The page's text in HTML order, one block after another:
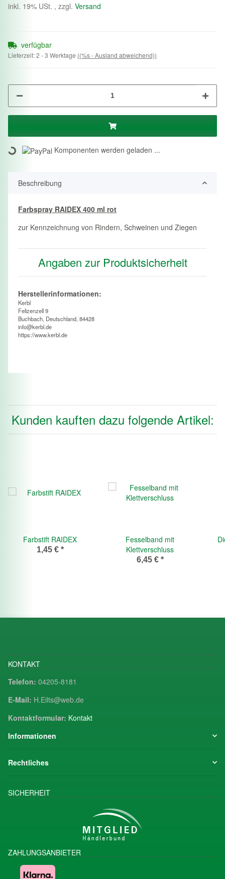
inkl. 19% USt. , zzgl. Versand
verfügbar
Lieferzeit:2 - 3 Werktage ((%s - Ausland abweichend))
Loading... Komponenten werden geladen ...
Beschreibung
Farbspray RAIDEX 400 ml rot
zur Kennzeichnung von Rindern, Schweinen und Ziegen
Angaben zur Produktsicherheit
Herstellerinformationen:
Kerbl
Felizenzell 9
Buchbach, Deutschland, 84428
info@kerbl.de
https://www.kerbl.de
Kunden kauften dazu folgende Artikel:
Farbstift RAIDEX
1,45 € *
Fesselband mit
Klettverschluss
6,45 € *
KONTAKT
Telefon: 04205-8181
E-Mail: H.Eilts@web.de
Kontaktformular: Kontakt
Informationen
Rechtliches
SICHERHEIT
ZAHLUNGSANBIETER